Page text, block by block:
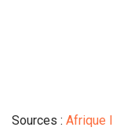
Sources : Afrique